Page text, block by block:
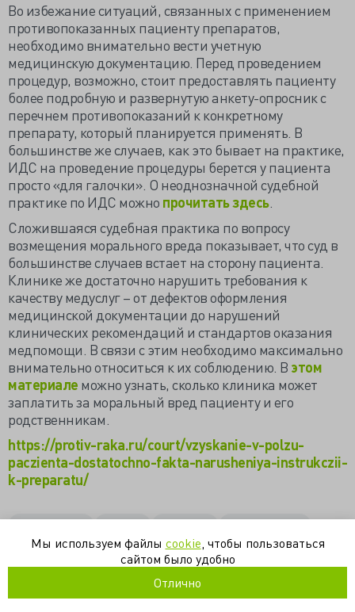
Во избежание ситуаций, связанных с применением
противопоказанных пациенту препаратов,
необходимо внимательно вести учетную
медицинскую документацию. Перед проведением
процедур, возможно, стоит предоставлять пациенту
более подробную и развернутую анкету-опросник с
перечнем противопоказаний к конкретному
препарату, который планируется применять. В
большинстве же случаев, как это бывает на практике,
ИДС на проведение процедуры берется у пациента
просто «для галочки». О неоднозначной судебной
практике по ИДС можно прочитать здесь.
Сложившаяся судебная практика по вопросу
возмещения морального вреда показывает, что суд в
большинстве случаев встает на сторону пациента.
Клинике же достаточно нарушить требования к
качеству медуслуг – от дефектов оформления
медицинской документации до нарушений
клинических рекомендаций и стандартов оказания
медпомощи. В связи с этим необходимо максимально
внимательно относиться к их соблюдению. В этом
материале можно узнать, сколько клиника может
заплатить за моральный вред пациенту и его
родственникам.
https://protiv-raka.ru/court/vzyskanie-v-polzu-
paczienta-dostatochno-fakta-narusheniya-instrukczii-
k-preparatu/
работа
рак суд уголовное дело
частная практика
Мы используем файлы cookie , чтобы пользоваться
сайтом было удобно
Отлично